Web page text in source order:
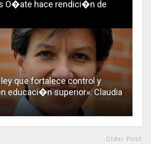
O�ate hace rendici�n de
ley que fortalece control y
educaci�n superior»: Claudia
Older Post